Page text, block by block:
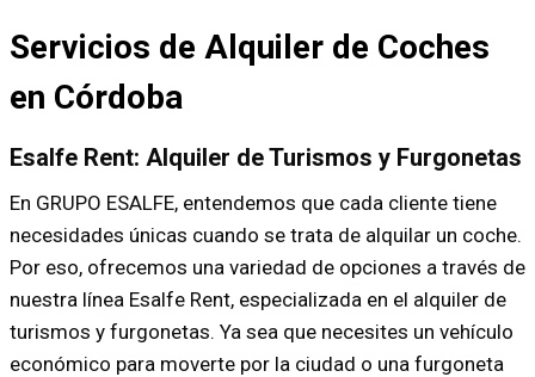
Servicios de Alquiler de Coches
en Córdoba
Esalfe Rent: Alquiler de Turismos y Furgonetas
En GRUPO ESALFE, entendemos que cada cliente tiene
necesidades únicas cuando se trata de alquilar un coche.
Por eso, ofrecemos una variedad de opciones a través de
nuestra línea Esalfe Rent, especializada en el alquiler de
turismos y furgonetas. Ya sea que necesites un vehículo
económico para moverte por la ciudad o una furgoneta